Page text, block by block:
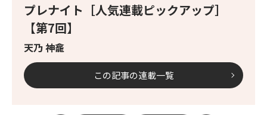
プレナイト［人気連載ピックアップ］
【第7回】
天乃 神龕
この記事の連載一覧